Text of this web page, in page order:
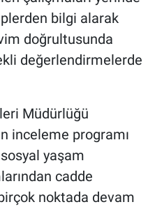
bilgi alarak
doğrultusunda
değerlendirmelerde
Müdürlüğü
inceleme programı
yaşam
cadde
noktada devam